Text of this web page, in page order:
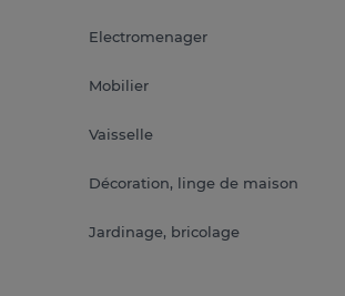
Electromenager
Mobilier
Vaisselle
Décoration, linge de maison
Jardinage, bricolage